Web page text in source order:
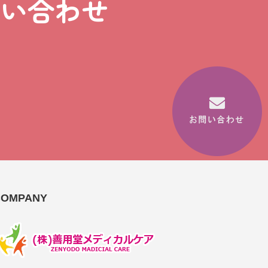
合わせ